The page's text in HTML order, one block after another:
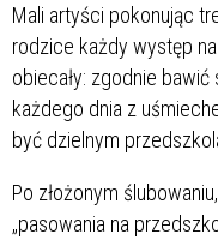
Mali artyści pokonując
rodzice każdy występ
obiecały: zgodnie
każdego dnia z
być dzielnym
Po złożonym
„pasowania na